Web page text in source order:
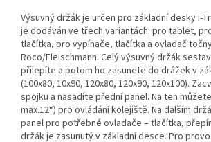
Výsuvný držák je určen pro základní desky I-
je dodáván ve třech variantách: pro tablet,
tlačítka, pro vypínače, tlačítka a ovladač
Roco/Fleischmann. Celý výsuvný držák
přilepíte a potom ho zasunete do drážek v
(100x80, 10x90, 120x80, 120x90, 120x100).
spojku a nasadíte přední panel. Na ten
max.12“) pro ovládání kolejiště. Na dalším
panel pro potřebné ovladače – tlačítka,
držák je zasunutý v základní desce. Pro